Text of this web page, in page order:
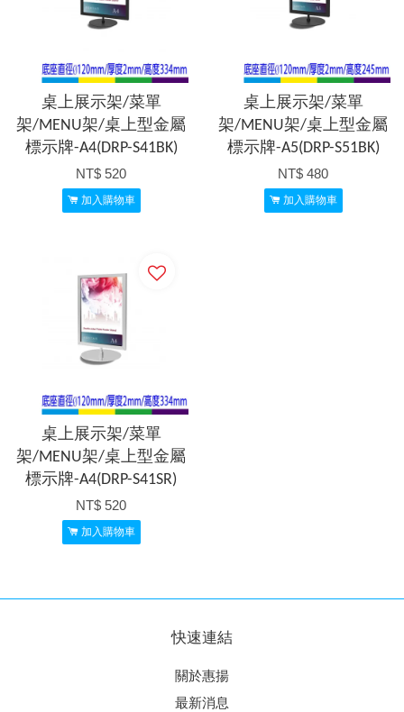
桌上展示架/菜單
架/MENU架/桌上型金屬
標示牌-A4(DRP-S41BK)
NT$ 520
加入購物車
桌上展示架/菜單
架/MENU架/桌上型金屬
標示牌-A5(DRP-S51BK)
NT$ 480
加入購物車
桌上展示架/菜單
架/MENU架/桌上型金屬
標示牌-A4(DRP-S41SR)
NT$ 520
加入購物車
快速連結
關於惠揚
最新消息